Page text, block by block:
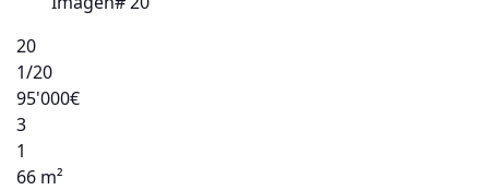
20
1/20
95'000€
3
1
66 m²